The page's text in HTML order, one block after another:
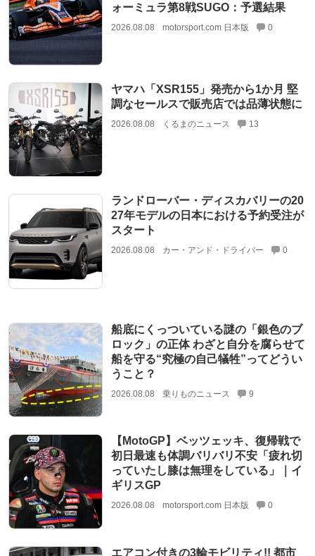
ォーミュラ第8戦SUGO：予選結果
2026.08.08 motorsport.com 日本版 0
ヤマハ「XSR155」発売から1か月 堅
調なセールスで販売店では品薄状態に
2026.08.08 くるまのニュース 13
ランドローバー・ディスカバリーの20
27年モデルの日本における予約受注が
スタート
2026.08.08 カー・アンド・ドライバー 0
船底にくっついている謎の「銀色のブ
ロック」の正体 わざと自分を腐らせて
船を守る“究極の自己犠牲”ってどうい
うこと？
2026.08.08 乗りものニュース 9
【MotoGP】ベッツェッキ、復帰戦で
初日最速も体調バリバリ不安「疲れ切
っていたし膝は無理をしている」｜イ
ギリスGP
2026.08.08 motorsport.com 日本版 0
エアコン付きの3輪モビリティ!! 都市